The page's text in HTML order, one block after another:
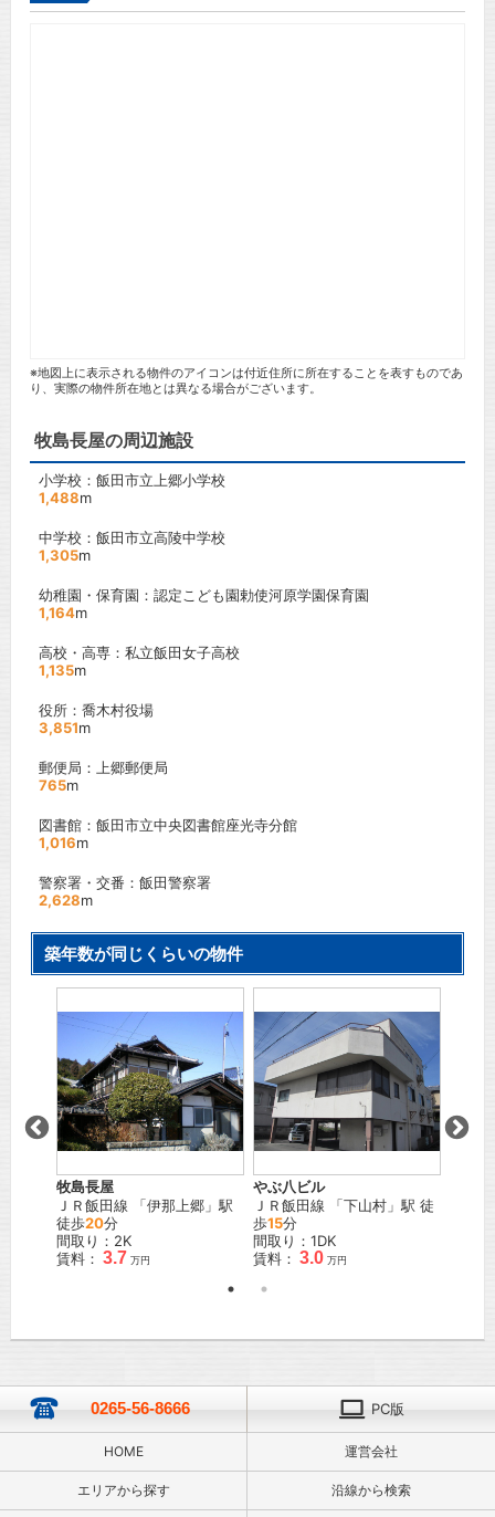
※地図上に表示される物件のアイコンは付近住所に所在することを表すものであ
り、実際の物件所在地とは異なる場合がございます。
牧島長屋の周辺施設
小学校：飯田市立上郷小学校
1,488m
中学校：飯田市立高陵中学校
1,305m
幼稚園・保育園：認定こども園勅使河原学園保育園
1,164m
高校・高専：私立飯田女子高校
1,135m
役所：喬木村役場
3,851m
郵便局：上郷郵便局
765m
図書館：飯田市立中央図書館座光寺分館
1,016m
警察署・交番：飯田警察署
2,628m
築年数が同じくらいの物件
牧島長屋
ＪＲ飯田線 「伊那上郷 」駅
徒歩20分
間取り：2K
賃料： 3.7 万円
やぶ八ビル
ＪＲ飯田線 「下山村 」駅 徒
歩15分
間取り：1DK
賃料： 3.0 万円
0265-56-8666 PC版
HOME 運営会社
エリアから探す 沿線から検索